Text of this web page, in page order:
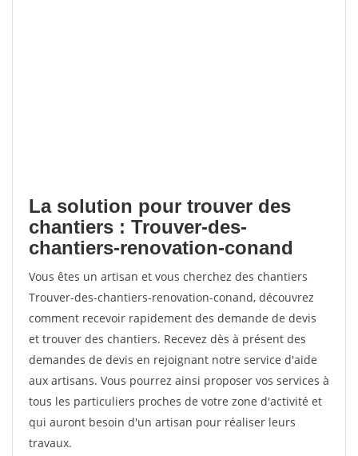
La solution pour trouver des
chantiers : Trouver-des-
chantiers-renovation-conand
Vous êtes un artisan et vous cherchez des chantiers
Trouver-des-chantiers-renovation-conand, découvrez
comment recevoir rapidement des demande de devis
et trouver des chantiers. Recevez dès à présent des
demandes de devis en rejoignant notre service d'aide
aux artisans. Vous pourrez ainsi proposer vos services à
tous les particuliers proches de votre zone d'activité et
qui auront besoin d'un artisan pour réaliser leurs
travaux.